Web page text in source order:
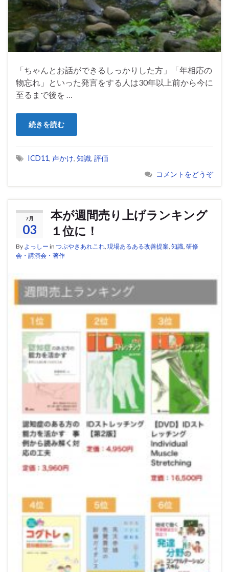
「ちゃんとお話ができるしっかりした方」「年相応の
物忘れ」といった発言をする人は30年以上前から今に
至るまで後を …
続きを読む
ICD11, 声かけ, 知識, 評価
コメントをどうぞ
7月
03
本が週間売り上げランキング
１位に！
By よっしー in つぶやきあれこれ 現場あるある改善提案 知識 研修
会・講演会・著作